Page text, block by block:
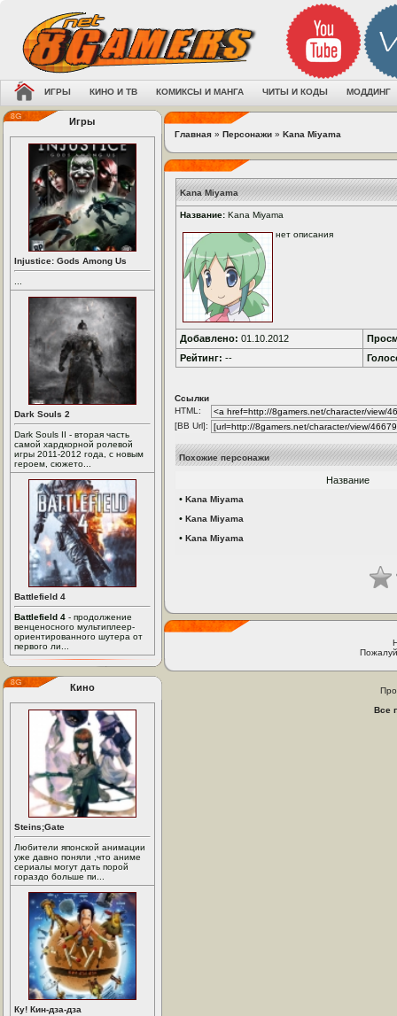
ИГРЫ КИНО И ТВ КОМИКСЫ И МАНГА ЧИТЫ И КОДЫ МОДДИНГ
Игры
Injustice: Gods Among Us
Dark Souls 2
Dark Souls II - вторая часть
самой хардкорной ролевой
игры 2011-2012 года, с новым
героем, сюжето...
Battlefield 4
Battlefield 4 - продолжение
венценосного мультиплеер-
ориентированного шутера от
первого ли...
Кино
Steins;Gate
Любители японской анимации
уже давно поняли ,что аниме
сериалы могут дать порой
гораздо больше пи...
Ку! Кин-дза-дза
Главная » Персонажи » Kana Miyama
Kana Miyama
Название: Kana Miyama
нет описания
Добавлено: 01.10.2012
Рейтинг: --
Ссылки
HTML:
[BB Url]:
Похожие персонажи
Название
• Kana Miyama
• Kana Miyama
• Kana Miyama
Все